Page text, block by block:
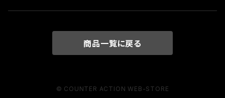
商品一覧に戻る
© COUNTER ACTION WEB-STORE